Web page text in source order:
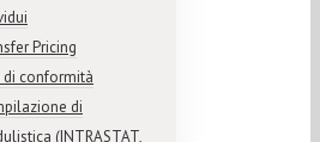
Pricing
di conformità
di
(INTRASTAT,